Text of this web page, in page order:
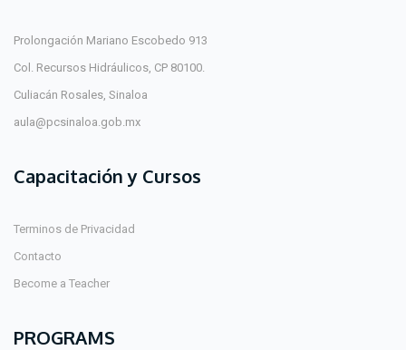
Prolongación Mariano Escobedo 913
Col. Recursos Hidráulicos, CP 80100.
Culiacán Rosales, Sinaloa
aula@pcsinaloa.gob.mx
Capacitación y Cursos
Terminos de Privacidad
Contacto
Become a Teacher
PROGRAMS